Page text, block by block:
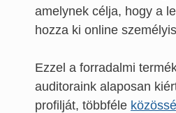
amelynek célja, hogy a
hozza ki online
Ezzel a forradalmi
auditoraink alaposan
profilját, többféle